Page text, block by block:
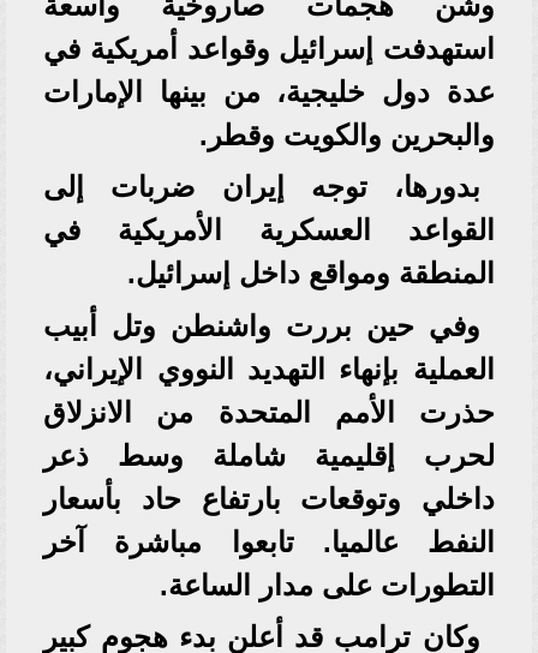
استهدفت إسرائيل وقواعد أمريكية في
عدة دول خليجية، من بينها الإمارات
والبحرين والكويت وقطر.
بدورها، توجه إيران ضربات إلى
القواعد العسكرية الأمريكية في
المنطقة ومواقع داخل إسرائيل.
وفي حين بررت واشنطن وتل أبيب
العملية بإنهاء التهديد النووي الإيراني،
حذرت الأمم المتحدة من الانزلاق
لحرب إقليمية شاملة وسط ذعر
داخلي وتوقعات بارتفاع حاد بأسعار
النفط عالميا. تابعوا مباشرة آخر
التطورات على مدار الساعة.
وكان ترامب قد أعلن بدء هجوم كبير